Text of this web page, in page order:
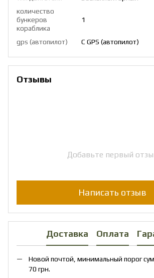
количество
бункеров
кораблика
1
gps (автопилот) С GPS (автопилот)
Отзывы
Добавьте первый
Написать отзыв
Доставка Оплата
Новой почтой, минимальный порог
70 грн.